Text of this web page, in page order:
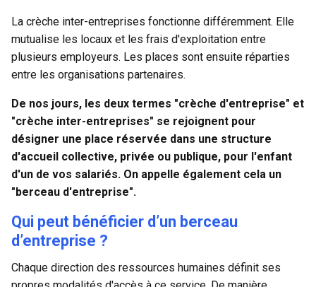
La crèche inter-entreprises fonctionne différemment. Elle
mutualise les locaux et les frais d'exploitation entre
plusieurs employeurs. Les places sont ensuite réparties
entre les organisations partenaires.
De nos jours, les deux termes "crèche d'entreprise" et
"crèche inter-entreprises" se rejoignent pour
désigner une place réservée dans une structure
d'accueil collective, privée ou publique, pour l'enfant
d'un de vos salariés. On appelle également cela un
"berceau d'entreprise".
Qui peut bénéficier d’un berceau
d’entreprise ?
Chaque direction des ressources humaines définit ses